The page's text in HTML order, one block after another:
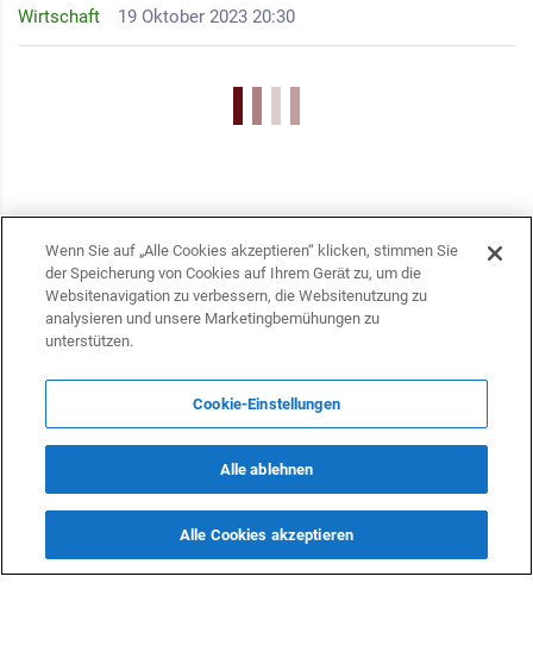
Wirtschaft 19 Oktober 2023 20:30
KONTAKTE
Wenn Sie auf „Alle Cookies akzeptieren“ klicken, stimmen Sie
der Speicherung von Cookies auf Ihrem Gerät zu, um die
Websitenavigation zu verbessern, die Websitenutzung zu
analysieren und unsere Marketingbemühungen zu
unterstützen.
Cookie-Einstellungen
Alle ablehnen
Alle Cookies akzeptieren